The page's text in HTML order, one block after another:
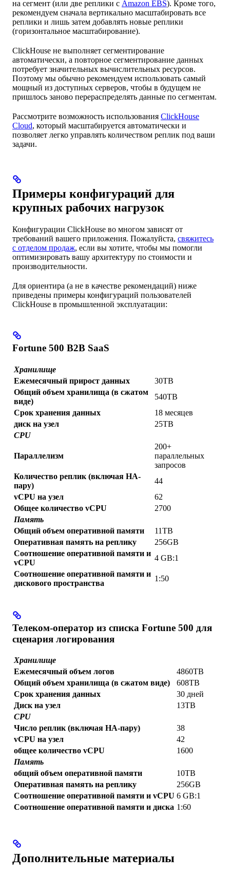
на сегмент (или две реплики с Amazon EBS). Кроме того,
рекомендуем сначала вертикально масштабировать все
реплики и лишь затем добавлять новые реплики
(горизонтальное масштабирование).
ClickHouse не выполняет сегментирование
автоматически, а повторное сегментирование данных
потребует значительных вычислительных ресурсов.
Поэтому мы обычно рекомендуем использовать самый
мощный из доступных серверов, чтобы в будущем не
пришлось заново перераспределять данные по сегментам.
Рассмотрите возможность использования ClickHouse
Cloud, который масштабируется автоматически и
позволяет легко управлять количеством реплик под ваши
задачи.
Примеры конфигураций для
крупных рабочих нагрузок
Конфигурации ClickHouse во многом зависят от
требований вашего приложения. Пожалуйста, свяжитесь
с отделом продаж, если вы хотите, чтобы мы помогли
оптимизировать вашу архитектуру по стоимости и
производительности.
Для ориентира (а не в качестве рекомендаций) ниже
приведены примеры конфигураций пользователей
ClickHouse в промышленной эксплуатации:
Fortune 500 B2B SaaS
Хранилище
Ежемесячный прирост данных
30TB
Общий объем хранилища (в сжатом
виде)
540TB
Срок хранения данных
18 месяцев
диск на узел
25TB
CPU
Параллелизм
200+
параллельных
запросов
Количество реплик (включая HA-
пару)
44
vCPU на узел
62
Общее количество vCPU
2700
Память
Общий объем оперативной памяти
11TB
Оперативная память на реплику
256GB
Соотношение оперативной памяти и
vCPU
4 GB:1
Соотношение оперативной памяти и
дискового пространства
1:50
Телеком-оператор из списка Fortune 500 для
сценария логирования
Хранилище
Ежемесячный объем логов
4860TB
Общий объем хранилища (в сжатом виде)
608TB
Срок хранения данных
30 дней
Диск на узел
13TB
CPU
Число реплик (включая HA-пару)
38
vCPU на узел
42
общее количество vCPU
1600
Память
общий объем оперативной памяти
10TB
Оперативная память на реплику
256GB
Соотношение оперативной памяти и vCPU 6 GB:1
Соотношение оперативной памяти и диска 1:60
Дополнительные материалы